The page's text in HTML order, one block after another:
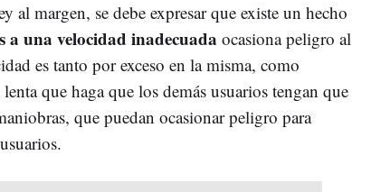
al margen, se debe expresar que existe un hecho
a una velocidad inadecuada ocasiona peligro al
es tanto por exceso en la misma, como
que haga que los demás usuarios tengan que
que puedan ocasionar peligro para